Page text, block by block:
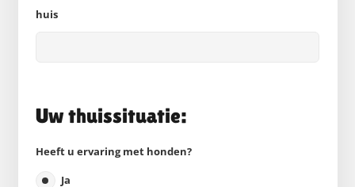
huis
Uw thuissituatie:
Heeft u ervaring met honden?
Ja